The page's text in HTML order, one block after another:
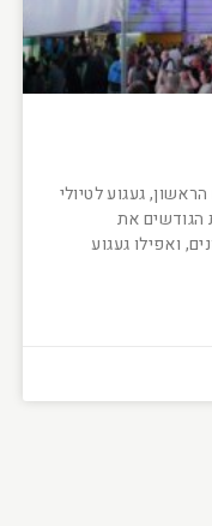
געגוע לטיולי
הגודשים את
ואפילו געגוע